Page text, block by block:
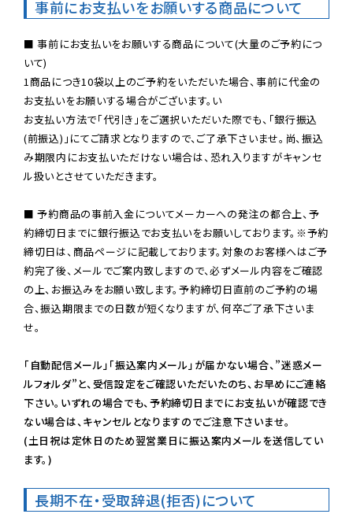
事前にお支払いをお願いする商品について
■ 事前にお支払いをお願いする商品について(大量のご予約につ
いて)
1商品につき10袋以上のご予約をいただいた場合、事前に代金の
お支払いをお願いする場合がございます。い
お支払い方法で「代引き」をご選択いただいた際でも、「銀行振込
(前振込)」にてご請求となりますので、ご了承下さいませ。尚、振込
み期限内にお支払いただけない場合は、恐れ入りますがキャンセ
ル扱いとさせていただきます。
■ 予約商品の事前入金についてメーカーへの発注の都合上、予
約締切日までに銀行振込でお支払いをお願いしております。※予約
締切日は、商品ページに記載しております。対象のお客様へはご予
約完了後、メールでご案内致しますので、必ずメール内容をご確認
の上、お振込みをお願い致します。予約締切日直前のご予約の場
合、振込期限までの日数が短くなりますが、何卒ご了承下さいま
せ。
「自動配信メール」「振込案内メール」が届かない場合、”迷惑メー
ルフォルダ”と、受信設定をご確認いただいたのち、お早めにご連絡
下さい。いずれの場合でも、予約締切日までにお支払いが確認でき
ない場合は、キャンセルとなりますのでご注意下さいませ。
(土日祝は定休日のため翌営業日に振込案内メールを送信してい
ます。)
長期不在・受取辞退(拒否)について